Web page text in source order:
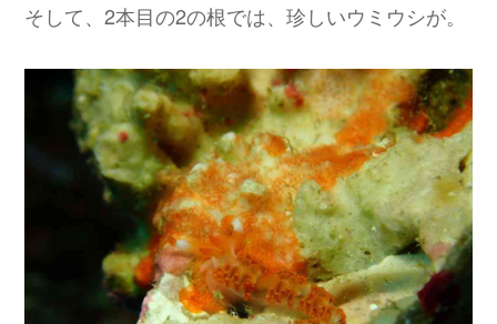
そして、2本目の2の根では、珍しいウミウシが。